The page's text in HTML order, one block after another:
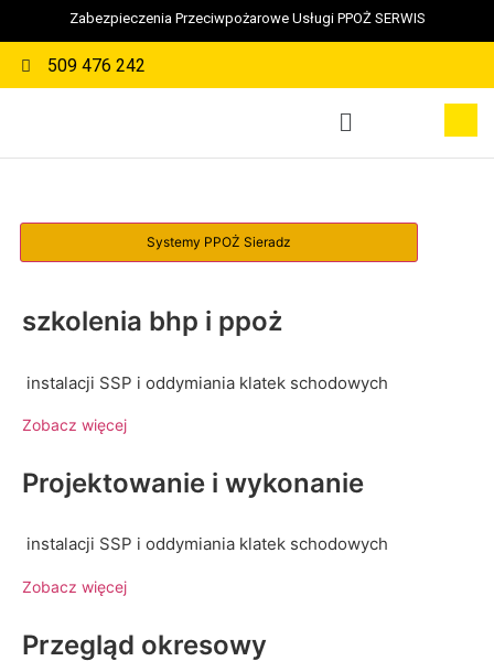
Zabezpieczenia Przeciwpożarowe Usługi PPOŻ SERWIS
509 476 242
szkolenia bhp i ppoż
instalacji SSP i oddymiania klatek schodowych
Zobacz więcej
Projektowanie i wykonanie
instalacji SSP i oddymiania klatek schodowych
Zobacz więcej
Przegląd okresowy